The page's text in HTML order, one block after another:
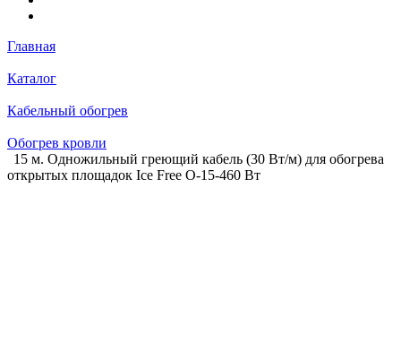
Главная
Каталог
Кабельный обогрев
Обогрев кровли
15 м. Одножильный греющий кабель (30 Вт/м) для обогрева
открытых площадок Ice Free О-15-460 Вт